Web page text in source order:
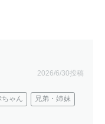
ージングなどに関し
メージがない方でも
2026/6/30投稿
ちゃん 兄弟・姉妹